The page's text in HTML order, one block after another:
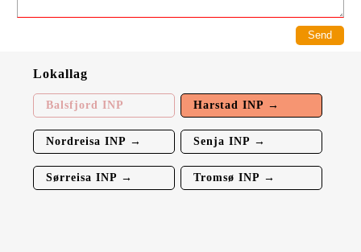
Lokallag
Balsfjord INP Harstad INP →
Nordreisa INP → Senja INP →
Sørreisa INP → Tromsø INP →